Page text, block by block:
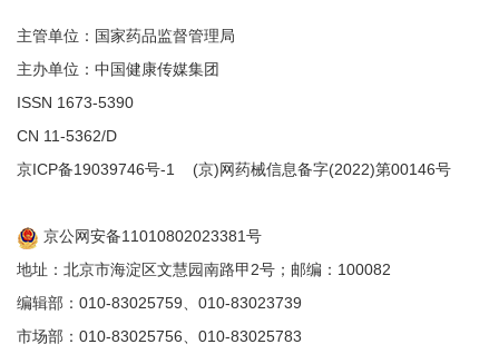
主管单位：国家药品监督管理局
主办单位：中国健康传媒集团
ISSN 1673-5390
CN 11-5362/D
京ICP备19039746号-1 (京)网药械信息备字(2022)第00146号
京公网安备11010802023381号
地址：北京市海淀区文慧园南路甲2号；邮编：100082
编辑部：010-83025759、010-83023739
市场部：010-83025756、010-83025783